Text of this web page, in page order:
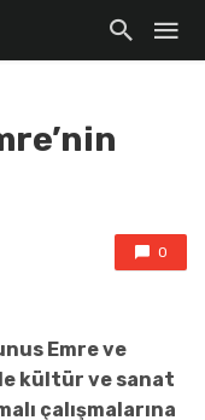
0
Emre ve
kültür ve sanat
çalışmalarına